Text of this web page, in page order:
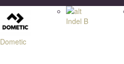
Dometic
Indel B